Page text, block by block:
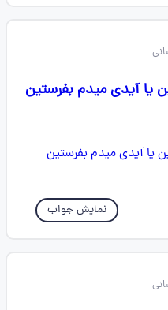
یا آیدی میدم بفرستین
نمایش جواب